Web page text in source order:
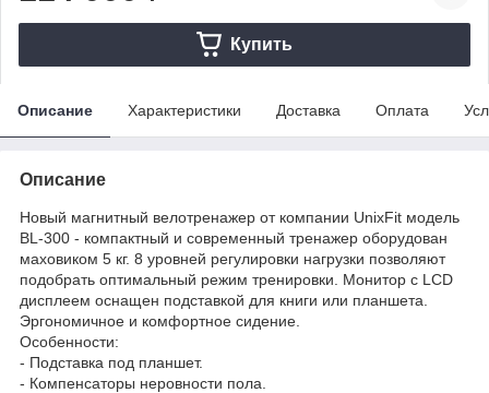
Купить
Описание Характеристики Доставка Оплата
Описание
Новый магнитный велотренажер от компании UnixFit модель
BL-300 - компактный и современный тренажер оборудован
маховиком 5 кг. 8 уровней регулировки нагрузки позволяют
подобрать оптимальный режим тренировки. Монитор с LCD
дисплеем оснащен подставкой для книги или планшета.
Эргономичное и комфортное сидение.
Особенности:
- Подставка под планшет.
- Компенсаторы неровности пола.